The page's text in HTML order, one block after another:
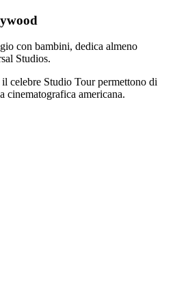
con bambini, dedica almeno
Studios.
celebre Studio Tour permettono di
cinematografica americana.